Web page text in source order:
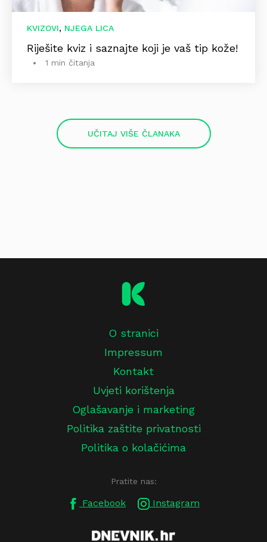
KVIZOVI, NJEGA LICA
Riješite kviz i saznajte koji je vaš tip kože!
1 min čitanja
UČITAJ VIŠE ČLANAKA
O stranici
Impressum
Kontakt
Uvjeti korištenja
Oglašavanje i marketing
Politika zaštite privatnosti
Politika o kolačićima
Pratite nas:
Facebook Instagram